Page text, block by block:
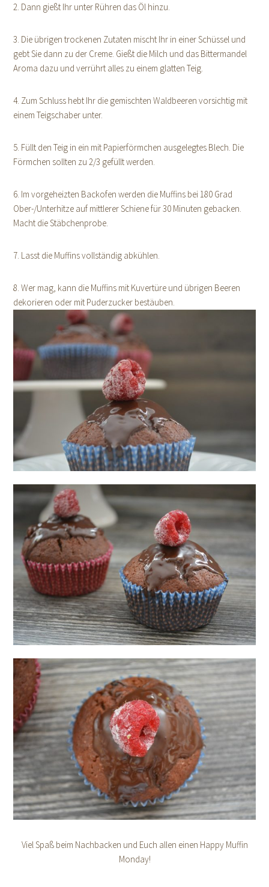
2. Dann gießt Ihr unter Rühren das Öl hinzu.
3. Die übrigen trockenen Zutaten mischt Ihr in einer Schüssel und
gebt Sie dann zu der Creme. Gießt die Milch und das Bittermandel
Aroma dazu und verrührt alles zu einem glatten Teig.
4. Zum Schluss hebt Ihr die gemischten Waldbeeren vorsichtig mit
einem Teigschaber unter.
5. Füllt den Teig in ein mit Papierförmchen ausgelegtes Blech. Die
Förmchen sollten zu 2/3 gefüllt werden.
6. Im vorgeheizten Backofen werden die Muffins bei 180 Grad
Ober-/Unterhitze auf mittlerer Schiene für 30 Minuten gebacken.
Macht die Stäbchenprobe.
7. Lasst die Muffins vollständig abkühlen.
8. Wer mag, kann die Muffins mit Kuvertüre und übrigen Beeren
dekorieren oder mit Puderzucker bestäuben.
Viel Spaß beim Nachbacken und Euch allen einen Happy Muffin
Monday!